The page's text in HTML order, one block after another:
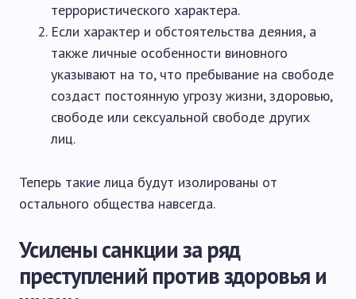
террористического характера.
Если характер и обстоятельства деяния, а
также личные особенности виновного
указывают на то, что пребывание на свободе
создаст постоянную угрозу жизни, здоровью,
свободе или сексуальной свободе других
лиц.
Теперь такие лица будут изолированы от
остального общества навсегда.
Усилены санкции за ряд
преступлений против здоровья и